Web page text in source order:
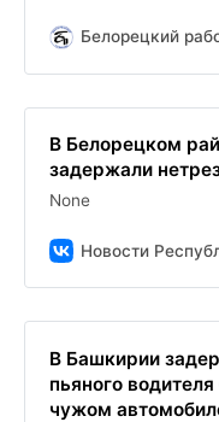
Белорецкий
В Белорецком
задержали
None
Новости
В Башкирии
пьяного
чужом